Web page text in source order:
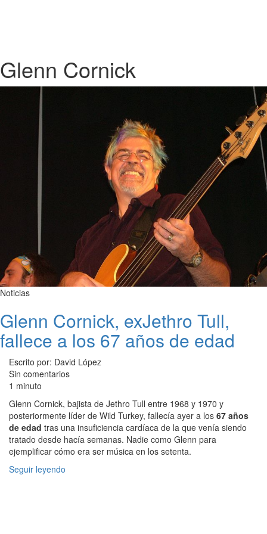
Glenn Cornick
Noticias
Glenn Cornick, exJethro Tull,
fallece a los 67 años de edad
Escrito por: David López
Sin comentarios
1 minuto
Glenn Cornick, bajista de Jethro Tull entre 1968 y 1970 y
posteriormente líder de Wild Turkey, fallecía ayer a los 67 años
de edad tras una insuficiencia cardíaca de la que venía siendo
tratado desde hacía semanas. Nadie como Glenn para
ejemplificar cómo era ser música en los setenta.
Seguir leyendo